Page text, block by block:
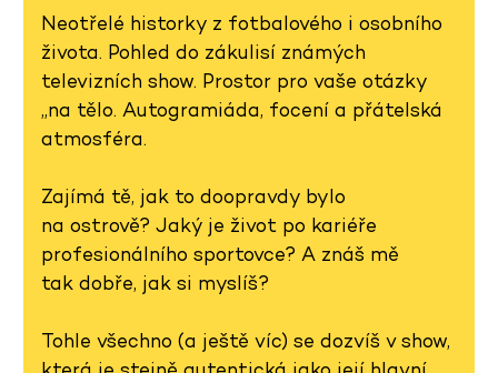
Neotřelé historky z fotbalového i osobního
života. Pohled do zákulisí známých
televizních show. Prostor pro vaše otázky
„na tělo. Autogramiáda, focení a přátelská
atmosféra.
Zajímá tě, jak to doopravdy bylo
na ostrově? Jaký je život po kariéře
profesionálního sportovce? A znáš mě
tak dobře, jak si myslíš?
Tohle všechno (a ještě víc) se dozvíš v show,